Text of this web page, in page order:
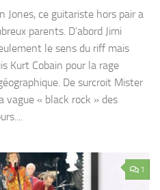
Jones, ce guitariste hors pair a
parents. D’abord Jimi
le sens du riff mais
Kurt Cobain pour la rage
De surcroit Mister
vague « black rock » des
1